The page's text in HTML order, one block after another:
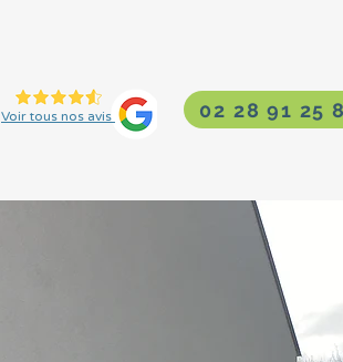
Voir tous nos avis 02 28 91 25